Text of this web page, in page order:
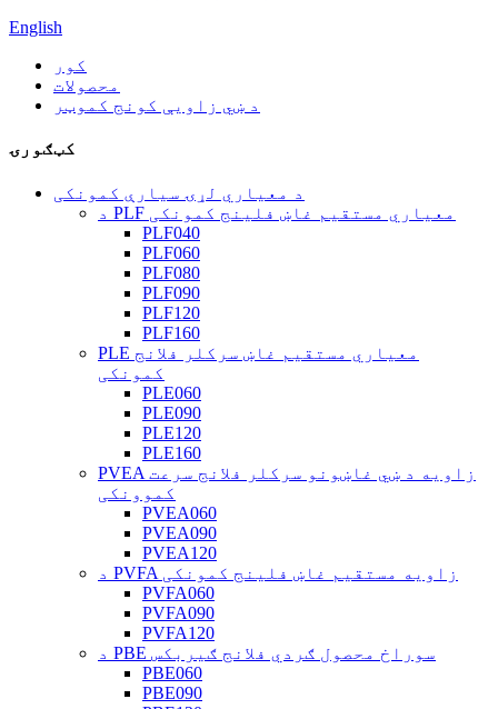
English
کور
محصولات
د ښي زاویې کونج کموټر
کټګورۍ
د معیاري لړۍ سیارې کمونکی
د PLF معیاري مستقیم غاښ فلینج کمونکی
PLF040
PLF060
PLF080
PLF090
PLF120
PLF160
PLE معیاري مستقیم غاښ سرکلر فلانج
کمونکی
PLE060
PLE090
PLE120
PLE160
PVEA زاویه د ښي غاښونو سرکلر فلانج سرعت
کموونکی
PVEA060
PVEA090
PVEA120
د PVFA زاویه مستقیم غاښ فلینج کمونکی
PVFA060
PVFA090
PVFA120
د PBE سوراخ محصول ګردي فلانج ګیربکس
PBE060
PBE090